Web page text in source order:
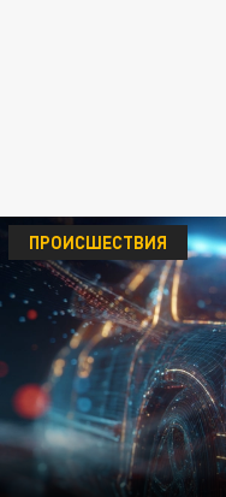
ПРОИСШЕСТВИЯ